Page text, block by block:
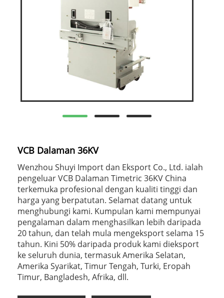
VCB Dalaman 36KV
Wenzhou Shuyi Import dan Eksport Co., Ltd. ialah
pengeluar VCB Dalaman Timetric 36KV China
terkemuka profesional dengan kualiti tinggi dan
harga yang berpatutan. Selamat datang untuk
menghubungi kami. Kumpulan kami mempunyai
pengalaman dalam menghasilkan lebih daripada
20 tahun, dan telah mula mengeksport selama 15
tahun. Kini 50% daripada produk kami dieksport
ke seluruh dunia, termasuk Amerika Selatan,
Amerika Syarikat, Timur Tengah, Turki, Eropah
Timur, Bangladesh, Afrika, dll.